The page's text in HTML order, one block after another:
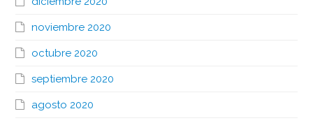
noviembre 2020
octubre 2020
septiembre 2020
agosto 2020